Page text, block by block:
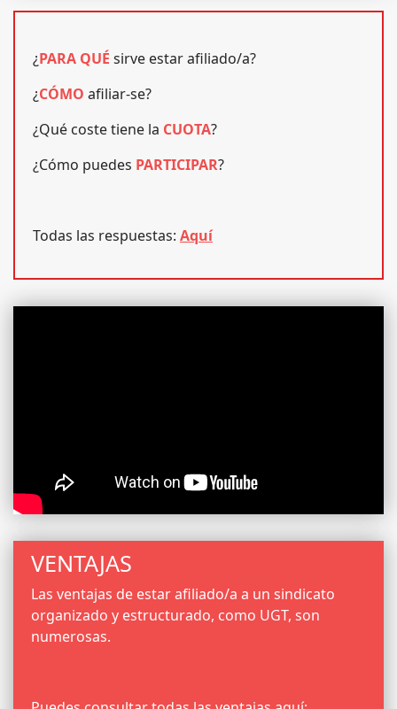
¿PARA QUÉ sirve estar afiliado/a?
¿CÓMO afiliar-se?
¿Qué coste tiene la CUOTA?
¿Cómo puedes PARTICIPAR?
Todas las respuestas: Aquí
VENTAJAS
Las ventajas de estar afiliado/a a un sindicato
organizado y estructurado, como UGT, son
numerosas.